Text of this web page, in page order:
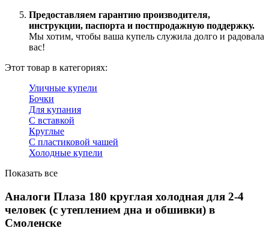
Предоставляем гарантию производителя,
инструкции, паспорта и постпродажную поддержку.
Мы хотим, чтобы ваша купель служила долго и радовала
вас!
Этот товар в категориях:
Уличные купели
Бочки
Для купания
С вставкой
Круглые
С пластиковой чашей
Холодные купели
Показать все
Аналоги Плаза 180 круглая холодная для 2-4
человек (с утеплением дна и обшивки) в
Смоленске